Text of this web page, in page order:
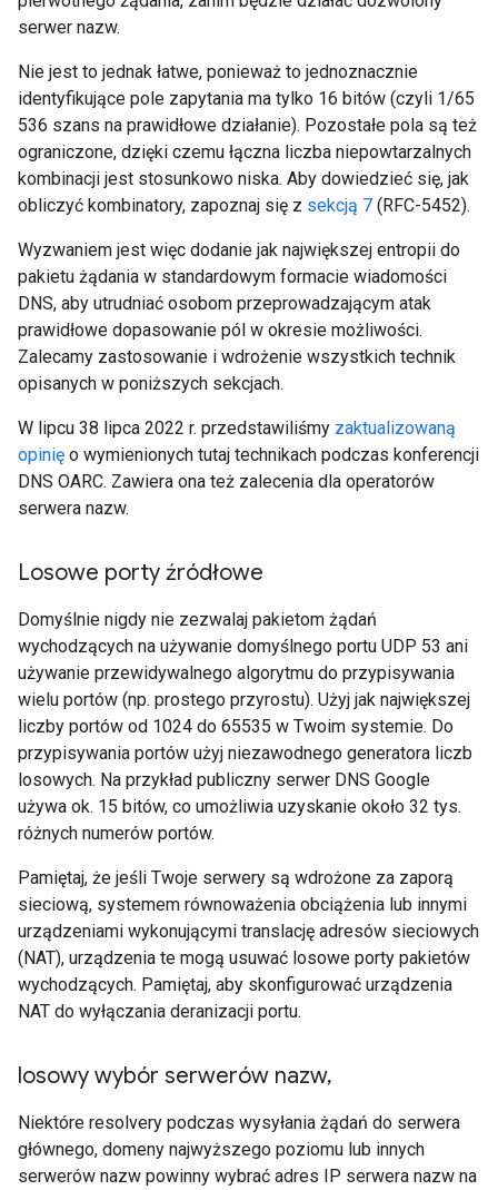
serwer nazw.
Nie jest to jednak łatwe, ponieważ to jednoznacznie
identyfikujące pole zapytania ma tylko 16 bitów (czyli 1/65
536 szans na prawidłowe działanie). Pozostałe pola są też
ograniczone, dzięki czemu łączna liczba niepowtarzalnych
kombinacji jest stosunkowo niska. Aby dowiedzieć się, jak
obliczyć kombinatory, zapoznaj się z sekcją 7 (RFC-5452).
Wyzwaniem jest więc dodanie jak największej entropii do
pakietu żądania w standardowym formacie wiadomości
DNS, aby utrudniać osobom przeprowadzającym atak
prawidłowe dopasowanie pól w okresie możliwości.
Zalecamy zastosowanie i wdrożenie wszystkich technik
opisanych w poniższych sekcjach.
W lipcu 38 lipca 2022 r. przedstawiliśmy zaktualizowaną
opinię o wymienionych tutaj technikach podczas konferencji
DNS OARC. Zawiera ona też zalecenia dla operatorów
serwera nazw.
Losowe porty źródłowe
Domyślnie nigdy nie zezwalaj pakietom żądań
wychodzących na używanie domyślnego portu UDP 53 ani
używanie przewidywalnego algorytmu do przypisywania
wielu portów (np. prostego przyrostu). Użyj jak największej
liczby portów od 1024 do 65535 w Twoim systemie. Do
przypisywania portów użyj niezawodnego generatora liczb
losowych. Na przykład publiczny serwer DNS Google
używa ok. 15 bitów, co umożliwia uzyskanie około 32 tys.
różnych numerów portów.
Pamiętaj, że jeśli Twoje serwery są wdrożone za zaporą
sieciową, systemem równoważenia obciążenia lub innymi
urządzeniami wykonującymi translację adresów sieciowych
(NAT), urządzenia te mogą usuwać losowe porty pakietów
wychodzących. Pamiętaj, aby skonfigurować urządzenia
NAT do wyłączania deranizacji portu.
losowy wybór serwerów nazw,
Niektóre resolvery podczas wysyłania żądań do serwera
głównego, domeny najwyższego poziomu lub innych
serwerów nazw powinny wybrać adres IP serwera nazw na